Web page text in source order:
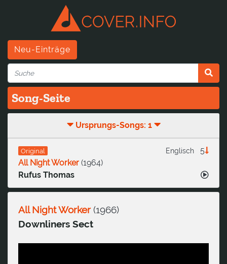
Neu-Einträge
Song-Seite
Ursprungs-Songs: 1
Original 5
Englisch
All Night Worker (1964)
Rufus Thomas
All Night Worker(1966)
Downliners Sect